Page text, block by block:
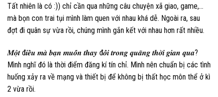
Tất nhiên là có :)) chỉ cần qua những câu chuyện xã giao, game,…
mà bọn con trai tụi mình làm quen với nhau khá dễ. Ngoài ra, sau
đợt đi quân sự vừa rồi, chúng mình gắn kết với nhau hơn rất nhiều.
𝑴𝒐̣̂𝒕 đ𝒊𝒆̂̀𝒖 𝒎𝒂̀ 𝒃𝒂̣𝒏 𝒎𝒖𝒐̂́𝒏 𝒕𝒉𝒂𝒚 đ𝒐̂̉𝒊 𝒕𝒓𝒐𝒏𝒈 𝒒𝒖𝒂̃𝒏𝒈 𝒕𝒉𝒐̛̀𝒊 𝒈𝒊𝒂𝒏 𝒒𝒖𝒂?
Mình nghĩ đó là thời điểm đăng kí tín chỉ. Mình nên chuẩn bị các tình
huống xảy ra về mạng và thiết bị để không bị thất học môn thể ở kì
2 vừa rồi.